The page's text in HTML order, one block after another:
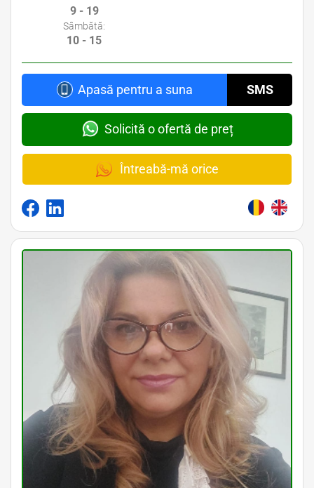
9 - 19
Sâmbătă:
10 - 15
Apasă pentru a suna SMS
Solicită o ofertă de preț
Întreabă-mă orice